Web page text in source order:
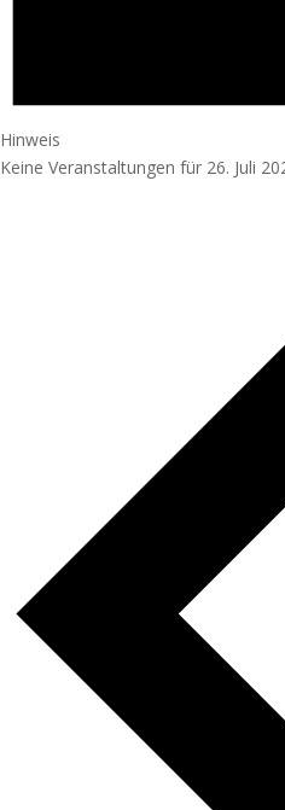
Hinweis
Keine Veranstaltungen für 26. Juli